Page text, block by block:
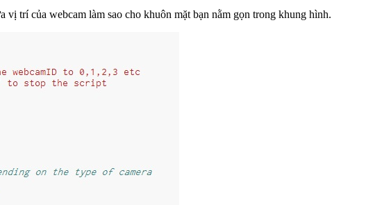
vị trí của webcam làm sao cho khuôn mặt bạn nằm gọn trong khung hình.